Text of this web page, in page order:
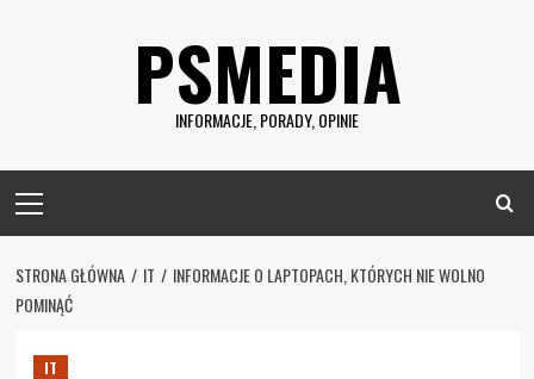
PSMEDIA
INFORMACJE, PORADY, OPINIE
Menu
STRONA GŁÓWNA IT
INFORMACJE O LAPTOPACH, KTÓRYCH NIE WOLNO
POMINĄĆ
IT